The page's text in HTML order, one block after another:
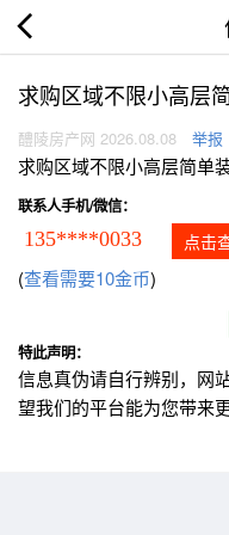
求购区域不限小高层
醴陵房产网 2026.08.08 举报
求购区域不限小高层简单
联系人手机/微信：
135****0033 点击
(查看需要10金币)
特此声明：
信息真伪请自行辨别，网
望我们的平台能为您带来